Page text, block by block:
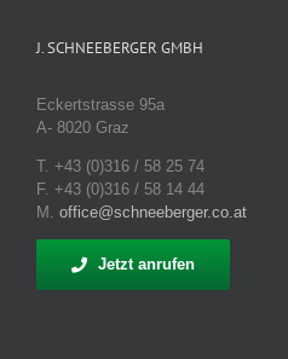
J. SCHNEEBERGER GMBH
Eckertstrasse 95a
A- 8020 Graz
T. +43 (0)316 / 58 25 74
F. +43 (0)316 / 58 14 44
M. office@schneeberger.co.at
Jetzt anrufen